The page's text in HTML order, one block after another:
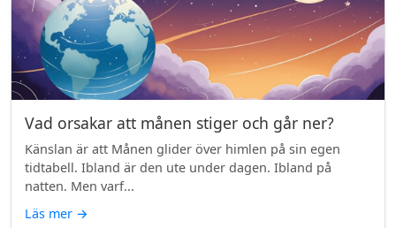
Vad orsakar att månen stiger och går ner?
Känslan är att Månen glider över himlen på sin egen
tidtabell. Ibland är den ute under dagen. Ibland på
natten. Men varf...
Läs mer →